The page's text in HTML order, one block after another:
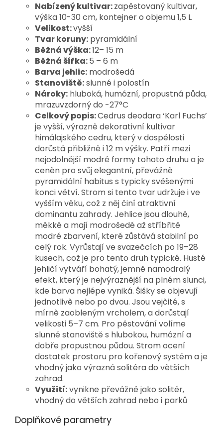
Nabízený kultivar:zapěstovaný kultivar,
výška 10-30 cm, kontejner o objemu 1,5 L
Velikost:vyšší
Tvar koruny: pyramidální
Běžná výška:12– 15 m
Běžná šířka:5 – 6 m
Barva jehlic: modrošedá
Stanoviště:slunné i polostín
Nároky: hluboká, humózní, propustná půda,
mrazuvzdorný do -27°C
Celkový popis:Cedrus deodara ‘Karl Fuchs’
je vyšší, výrazně dekorativní kultivar
himálajského cedru, který v dospělosti
dorůstá přibližně i 12 m výšky. Patří mezi
nejodolnější modré formy tohoto druhu a je
ceněn pro svůj elegantní, převážně
pyramidální habitus s typicky svěšenými
konci větví. Strom si tento tvar udržuje i ve
vyšším věku, což z něj činí atraktivní
dominantu zahrady. Jehlice jsou dlouhé,
měkké a mají modrošedé až stříbřitě
modré zbarvení, které zůstává stabilní po
celý rok. Vyrůstají ve svazečcích po 19–28
kusech, což je pro tento druh typické. Husté
jehličí vytváří bohatý, jemně namodralý
efekt, který je nejvýraznější na plném slunci,
kde barva nejlépe vyniká. Šišky se objevují
jednotlivě nebo po dvou. Jsou vejčité, s
mírně zaobleným vrcholem, a dorůstají
velikosti 5–7 cm. Pro pěstování volíme
slunné stanoviště s hlubokou, humózní a
dobře propustnou půdou. Strom ocení
dostatek prostoru pro kořenový systém a je
vhodný jako výrazná solitéra do větších
zahrad.
Využití:vynikne převážně jako solitér,
vhodný do větších zahrad nebo i parků
Doplňkové parametry